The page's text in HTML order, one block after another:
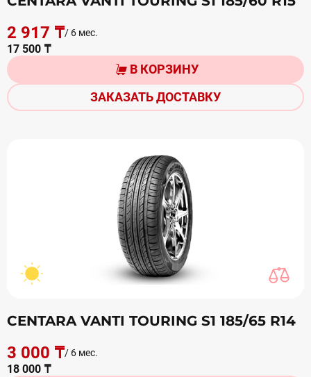
2 917 ₸/ 6 мес.
17 500 ₸
В КОРЗИНУ
ЗАКАЗАТЬ ДОСТАВКУ
CENTARA VANTI TOURING S1 185/65 R14
3 000 ₸/ 6 мес.
18 000 ₸